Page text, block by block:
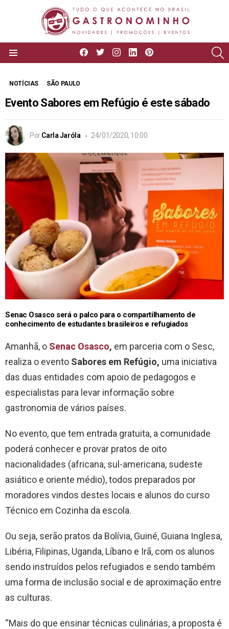
facebooktwitterinstagram
linkedin
NOTÍCIAS SÃO PAULO
Evento Sabores em Refúgio é este sábado
Por Carla Jaróla 24/01/2020, 10:00
Senac Osasco será o palco para o compartilhamento de
conhecimento de estudantes brasileiros e refugiados
Amanhã, o Senac Osasco, em parceria com o Sesc,
realiza o evento Sabores em Refúgio, uma iniciativa
das duas entidades com apoio de pedagogos e
especialistas para levar informação sobre
gastronomia de vários países.
No evento, que tem entrada gratuita, a comunidade
poderá conhecer e provar pratos de oito
nacionalidades (africana, sul-americana, sudeste
asiático e oriente médio), todos preparados por
moradores vindos destes locais e alunos do curso
Técnico em Cozinha da escola.
Ou seja, serão pratos da Bolívia, Guiné, Guiana Inglesa,
Libéria, Filipinas, Uganda, Líbano e Irã, com os alunos
sendo instruídos pelos refugiados e sendo também
uma forma de inclusão social e de aproximação entre
as culturas.
“Mais do que ensinar técnicas culinárias, a proposta é